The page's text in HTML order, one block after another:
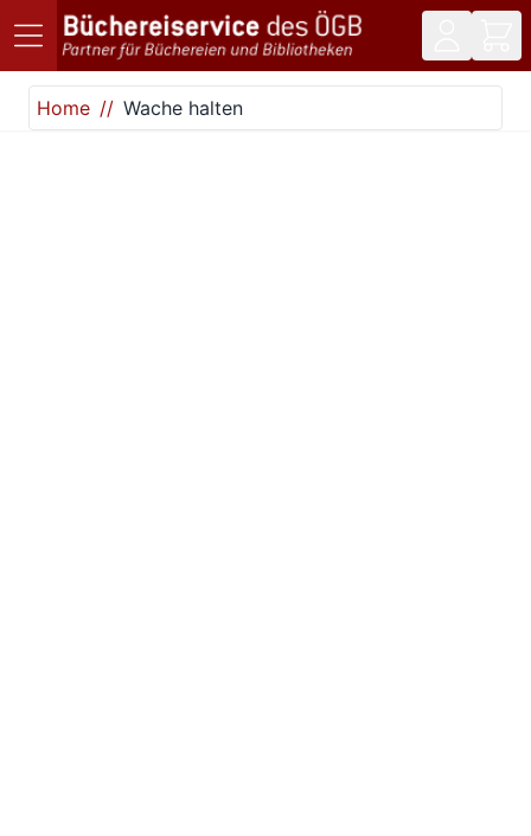
Direkt zum Inhalt
Home
Wache halten